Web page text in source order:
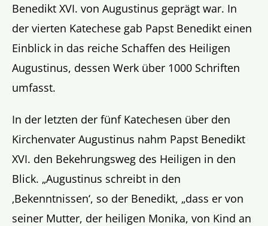
Benedikt XVI. von Augustinus geprägt war. In
der vierten Katechese gab Papst Benedikt einen
Einblick in das reiche Schaffen des Heiligen
Augustinus, dessen Werk über 1000 Schriften
umfasst.
In der letzten der fünf Katechesen über den
Kirchenvater Augustinus nahm Papst Benedikt
XVI. den Bekehrungsweg des Heiligen in den
Blick. „Augustinus schreibt in den
‚Bekenntnissen‘, so der Benedikt, „dass er von
seiner Mutter, der heiligen Monika, von Kind an